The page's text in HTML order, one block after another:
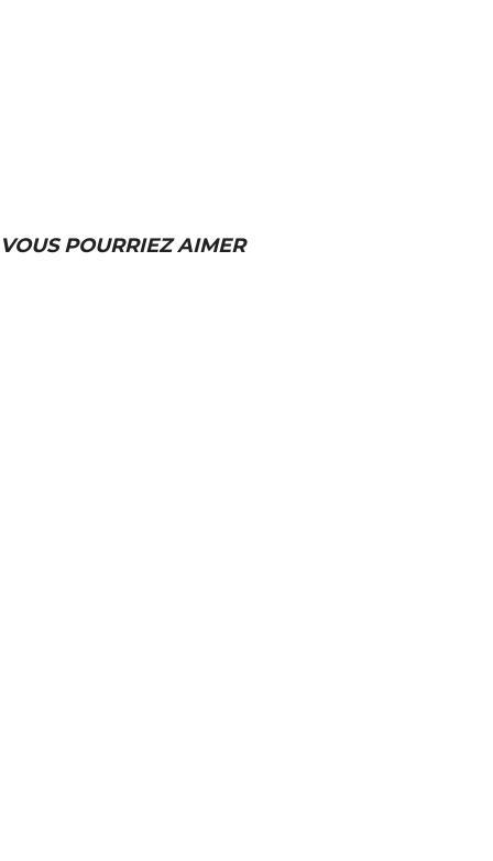
VOUS POURRIEZ AIMER